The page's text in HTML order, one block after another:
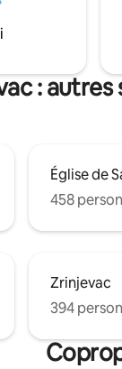
notre parking
nous distingue
confortable.
et thés fins
style.:
Église de
458
Zrinjevac
394